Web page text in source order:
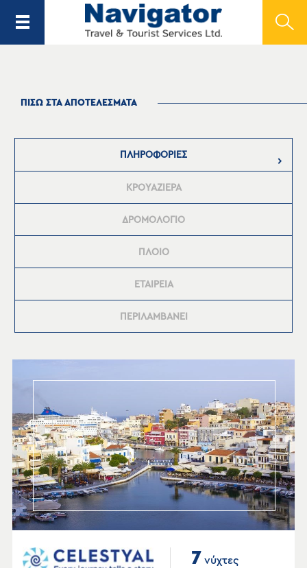
ΠΙΣΩ ΣΤΑ ΑΠΟΤΕΛΕΣΜΑΤΑ
ΠΛΗΡΟΦΟΡΙΕΣ
ΚΡΟΥΑΖΙΕΡΑ
ΔΡΟΜΟΛΟΓΙΟ
ΠΛΟΙΟ
ΕΤΑΙΡΕΙΑ
ΠΕΡΙΛΑΜΒΑΝΕΙ
7 νύχτες